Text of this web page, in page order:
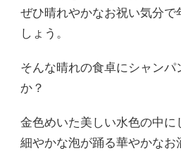
ぜひ晴れやかなお祝い気分で
しょう。
そんな晴れの食卓にシャンパ
か？
金色めいた美しい水色の中に
細やかな泡が踊る華やかなお